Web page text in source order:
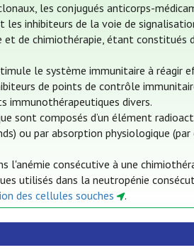
les conjugués anticorps-
les inhibiteurs de la voie de
de chimiothérapie, étant constitués
le système immunitaire à réagir
de points de contrôle
immunothérapeutiques divers.
sont composés d’un élément
ou par absorption physiologique
l'anémie consécutive à une
utilisés dans la neutropénie
des cellules souches
.